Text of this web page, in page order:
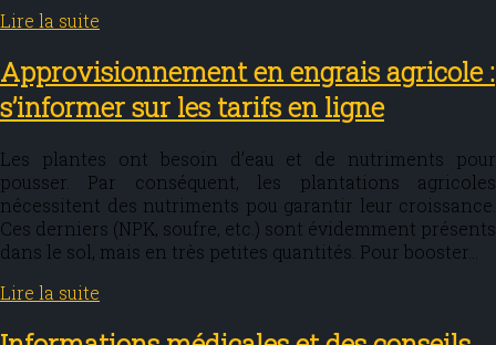
Lire la suite
Approvisionnement en engrais agricole :
s’informer sur les tarifs en ligne
Les plantes ont besoin d’eau et de nutriments pour
pousser. Par conséquent, les plantations agricoles
nécessitent des nutriments pou garantir leur croissance.
Ces derniers (NPK, soufre, etc.) sont évidemment présents
dans le sol, mais en très petites quantités. Pour booster…
Lire la suite